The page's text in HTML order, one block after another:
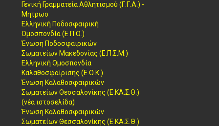
Γενική Γραμματεία Αθλητισμού (Γ.Γ.Α.) -
Μητρωο
Ελληνική Ποδοσφαιρική
Ομοσπονδία (Ε.Π.Ο.)
Ένωση Ποδοσφαιρικών
Σωματείων Μακεδονίας (Ε.Π.Σ.Μ.)
Ελληνική Ομοσπονδία
Καλαθοσφαίρισης (Ε.Ο.Κ.)
Ένωση Καλαθοσφαιρικών
Σωματείων Θεσσαλονίκης (Ε.ΚΑ.Σ.Θ.)
(νέα ιστοσελίδα)
Ένωση Καλαθοσφαιρικών
Σωματείων Θεσσαλονίκης (Ε.ΚΑ.Σ.Θ.)